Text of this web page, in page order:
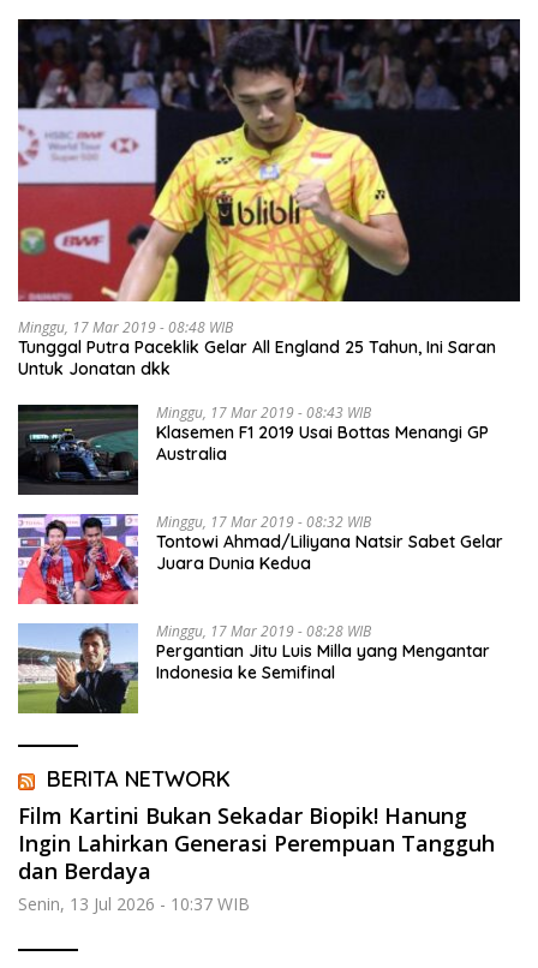
Minggu, 17 Mar 2019 - 08:48 WIB
Tunggal Putra Paceklik Gelar All England 25 Tahun, Ini Saran
Untuk Jonatan dkk
Minggu, 17 Mar 2019 - 08:43 WIB
Klasemen F1 2019 Usai Bottas Menangi GP
Australia
Minggu, 17 Mar 2019 - 08:32 WIB
Tontowi Ahmad/Liliyana Natsir Sabet Gelar
Juara Dunia Kedua
Minggu, 17 Mar 2019 - 08:28 WIB
Pergantian Jitu Luis Milla yang Mengantar
Indonesia ke Semifinal
BERITA NETWORK
Film Kartini Bukan Sekadar Biopik! Hanung
Ingin Lahirkan Generasi Perempuan Tangguh
dan Berdaya
Senin, 13 Jul 2026 - 10:37 WIB